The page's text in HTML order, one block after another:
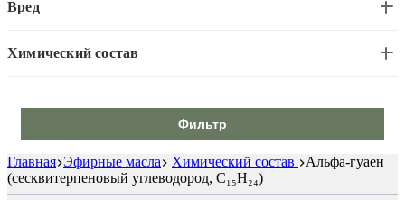
Вред
Химический состав
Фильтр
Главная Эфирные масла Химический состав
Альфа-гуаен
(сесквитерпеновый углеводород, C₁₅H₂₄)